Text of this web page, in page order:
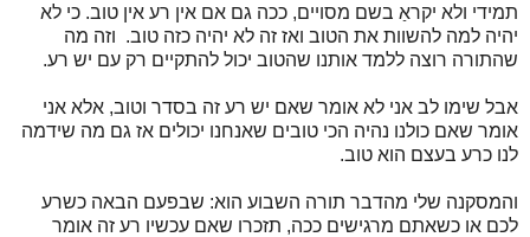
תמידי ולא יקראַ בשם מסויים, ככה גם אם אין רע אין טוב. כי לא
יהיה למה להשוות את הטוב ואז זה לא יהיה כזה טוב. וזה מה
שהתורה רוצה ללמד אותנו שהטוב יכול להתקיים רק עם יש רע.
אבל שימו לב אני לא אומר שאם יש רע זה בסדר וטוב, אלא אני
אומר שאם כולנו נהיה הכי טובים שאנחנו יכולים אז גם מה שידמה
לנו כרע בעצם הוא טוב.
והמסקנה שלי מהדבר תורה השבוע הוא: שבפעם הבאה כשרע
לכם או כשאתם מרגישים ככה, תזכרו שאם עכשיו רע זה אומר